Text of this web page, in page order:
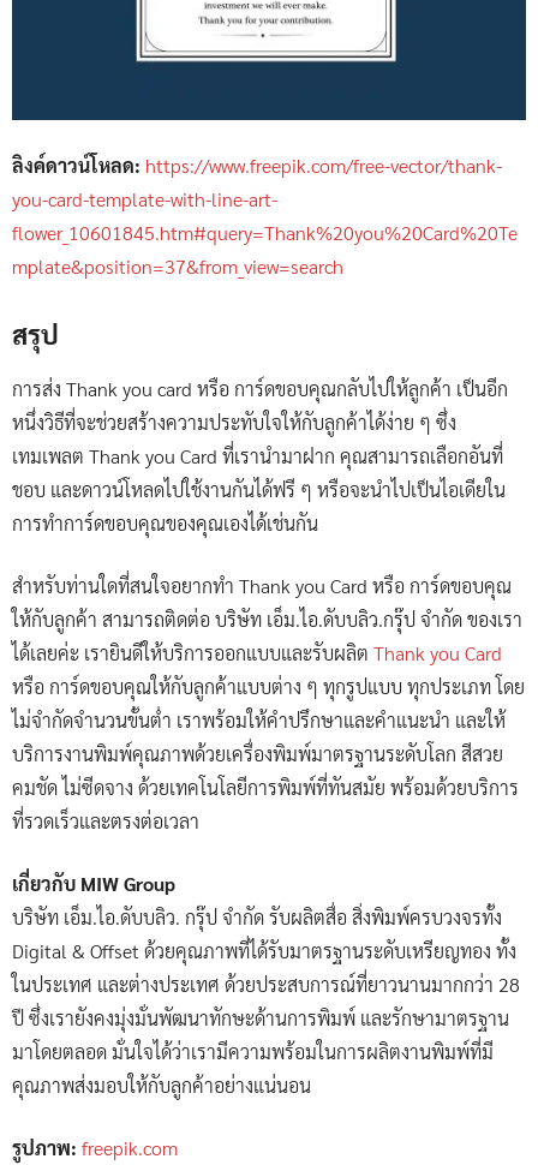
ลิงค์ดาวน์โหลด: https://www.freepik.com/free-vector/thank-
you-card-template-with-line-art-
flower_10601845.htm#query=Thank%20you%20Card%20Te
mplate&position=37&from_view=search
สรุป
การส่ง Thank you card หรือ การ์ดขอบคุณกลับไปให้ลูกค้า เป็นอีก
หนึ่งวิธีที่จะช่วยสร้างความประทับใจให้กับลูกค้าได้ง่าย ๆ ซึ่ง
เทมเพลต Thank you Card ที่เรานำมาฝาก คุณสามารถเลือกอันที่
ชอบ และดาวน์โหลดไปใช้งานกันได้ฟรี ๆ หรือจะนำไปเป็นไอเดียใน
การทำการ์ดขอบคุณของคุณเองได้เช่นกัน
สำหรับท่านใดที่สนใจอยากทำ Thank you Card หรือ การ์ดขอบคุณ
ให้กับลูกค้า สามารถติดต่อ บริษัท เอ็ม.ไอ.ดับบลิว.กรุ๊ป จำกัด ของเรา
ได้เลยค่ะ เรายินดีให้บริการออกแบบและรับผลิต Thank you Card
หรือ การ์ดขอบคุณให้กับลูกค้าแบบต่าง ๆ ทุกรูปแบบ ทุกประเภท โดย
ไม่จำกัดจำนวนขั้นต่ำ เราพร้อมให้คำปรึกษาและคำแนะนำ และให้
บริการงานพิมพ์คุณภาพด้วยเครื่องพิมพ์มาตรฐานระดับโลก สีสวย
คมชัด ไม่ซีดจาง ด้วยเทคโนโลยีการพิมพ์ที่ทันสมัย พร้อมด้วยบริการ
ที่รวดเร็วและตรงต่อเวลา
เกี่ยวกับ MIW Group
บริษัท เอ็ม.ไอ.ดับบลิว. กรุ๊ป จำกัด รับผลิตสื่อ สิ่งพิมพ์ครบวงจรทั้ง
Digital & Offset ด้วยคุณภาพที่ได้รับมาตรฐานระดับเหรียญทอง ทั้ง
ในประเทศ และต่างประเทศ ด้วยประสบการณ์ที่ยาวนานมากกว่า 28
ปี ซึ่งเรายังคงมุ่งมั่นพัฒนาทักษะด้านการพิมพ์ และรักษามาตรฐาน
มาโดยตลอด มั่นใจได้ว่าเรามีความพร้อมในการผลิตงานพิมพ์ที่มี
คุณภาพส่งมอบให้กับลูกค้าอย่างแน่นอน
รูปภาพ: freepik.com